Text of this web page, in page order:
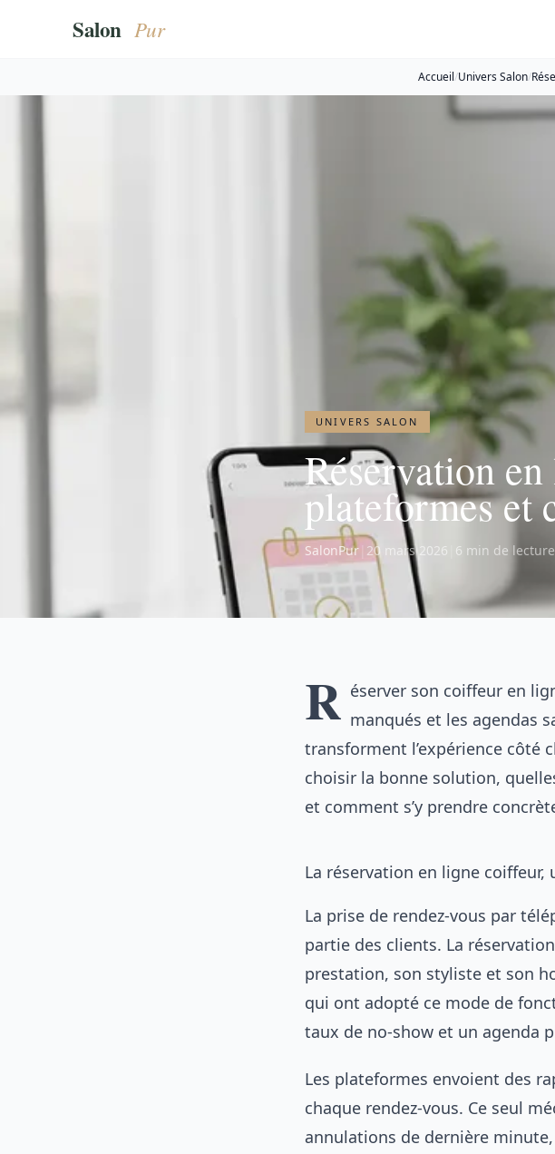
Accueil/Univers Salon/
UNIVERS SALON
Réservation
plateformes et
SalonPur 20 mars 2026 6 min de lecture
R éserver son coiffeur en
manqués et les agendas
transforment l’expérience côté
choisir la bonne solution,
et comment s’y prendre
La réservation en ligne
La prise de rendez-vous par
partie des clients. La
prestation, son styliste et son
qui ont adopté ce mode de
taux de no-show et un agenda
Les plateformes envoient des
chaque rendez-vous. Ce seul
annulations de dernière